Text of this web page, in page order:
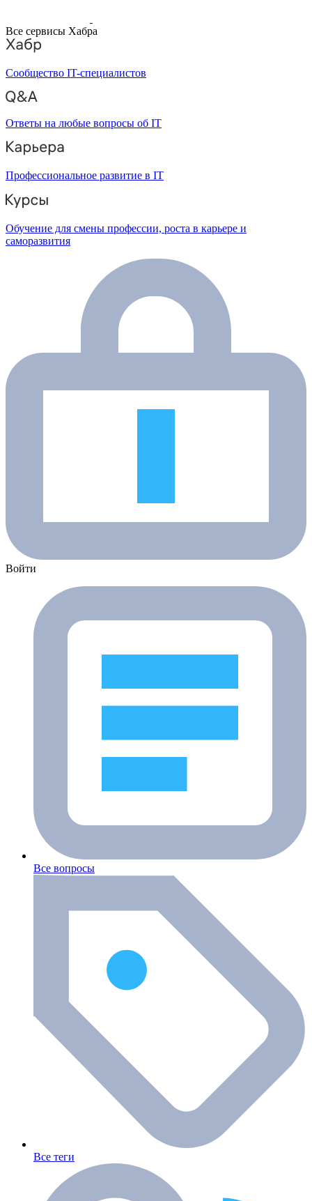
Все сервисы Хабра
Сообщество IT-специалистов
Ответы на любые вопросы об IT
Профессиональное развитие в IT
Обучение для смены профессии, роста в карьере и
саморазвития
Войти
Все вопросы
Все теги